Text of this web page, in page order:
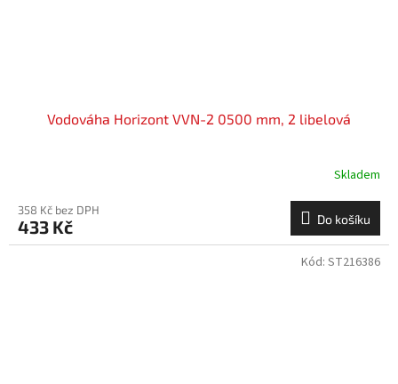
Vodováha Horizont VVN-2 0500 mm, 2 libelová
Skladem
358 Kč bez DPH
433 Kč Do košíku
Kód: ST216386